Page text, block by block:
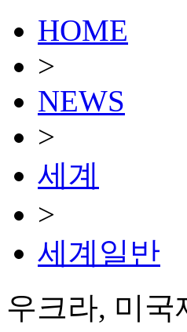
HOME
>
NEWS
>
세계
>
세계일반
우크라, 미국